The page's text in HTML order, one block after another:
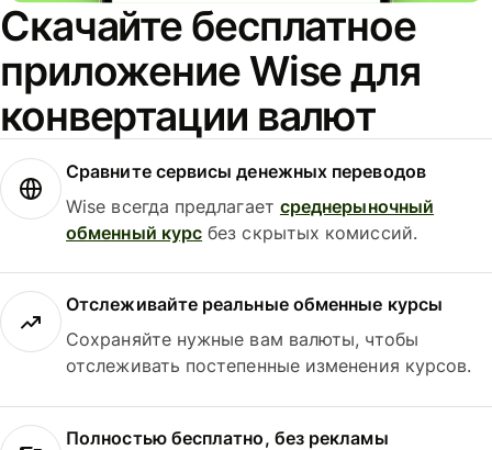
Скачайте бесплатное
приложение Wise для
конвертации валют
Сравните сервисы денежных переводов
Wise всегда предлагает среднерыночный
обменный курс без скрытых комиссий.
Отслеживайте реальные обменные курсы
Сохраняйте нужные вам валюты, чтобы
отслеживать постепенные изменения курсов.
Полностью бесплатно, без рекламы